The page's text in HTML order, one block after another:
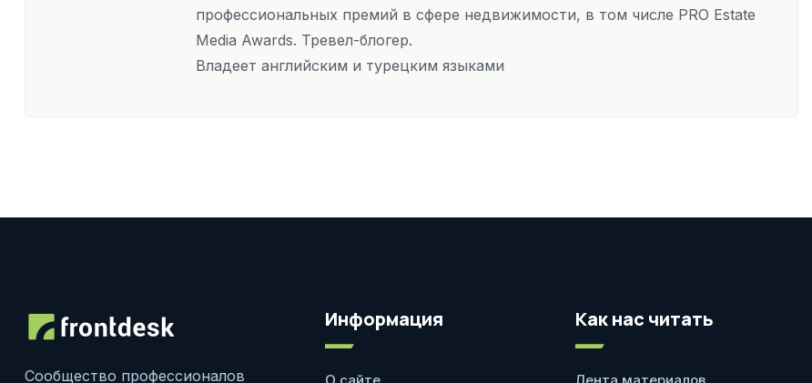
профессиональных премий в сфере недвижимости, в том числе PRO Estate
Media Awards. Тревел-блогер.
Владеет английским и турецким языками
Сообщество профессионалов
Информация Как нас читать